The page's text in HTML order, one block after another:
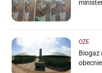
OZE
Biogaz